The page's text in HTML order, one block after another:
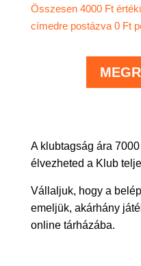
Összesen 4000 Ft
címedre postázva 0 Ft
A klubtagság ára
élvezheted a Klub
Vállaljuk, hogy a
emeljük, akárhány
online tárházába.